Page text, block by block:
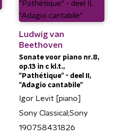
Ludwig van
Beethoven
Sonate voor piano nr.8,
op.13 in c kl.t.,
"Pathétique" - deel II,
"Adagio cantabile"
Igor Levit [piano]
Sony Classical;Sony
190758431826